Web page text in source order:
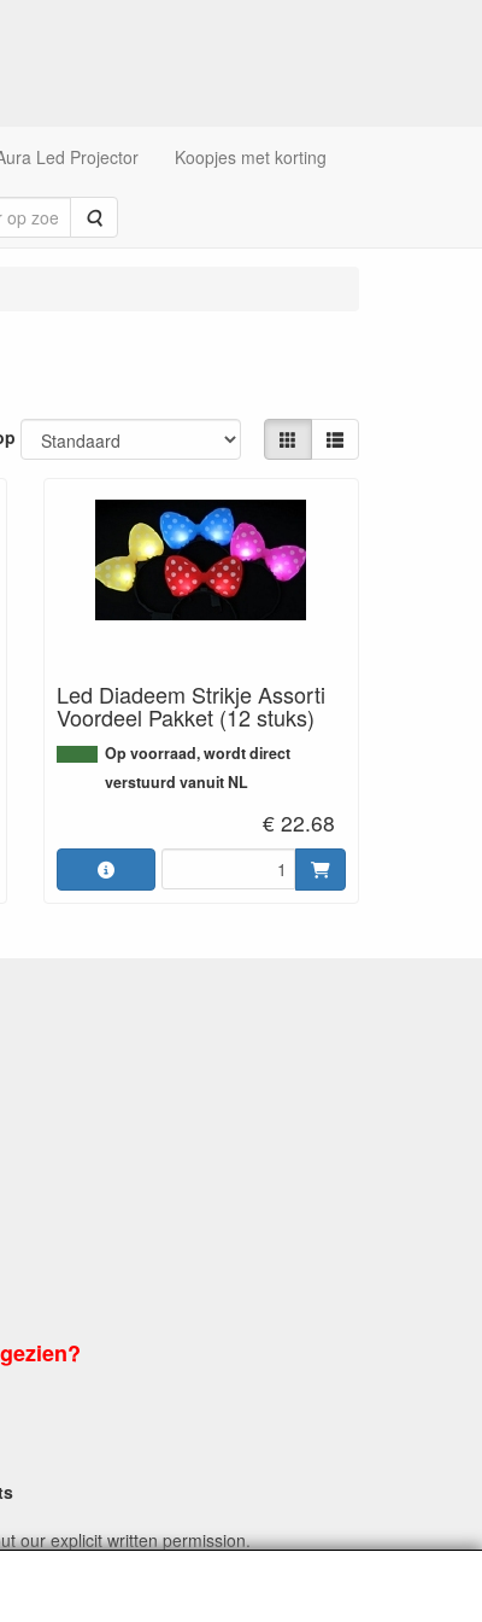
Led Projector Koopjes met korting
Zoeken
Led Diadeem Strikje Assorti
Voordeel Pakket (12 stuks)
Op voorraad, wordt direct
verstuurd vanuit NL
€ 22.68
our explicit written permission.